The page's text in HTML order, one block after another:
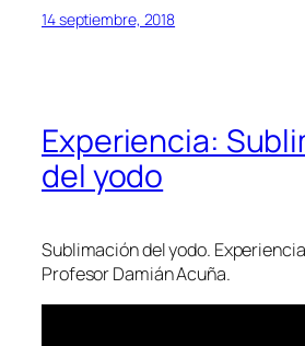
14 septiembre, 2018
Experiencia:
del yodo
Sublimación del yodo.
Profesor Damián Acuña.